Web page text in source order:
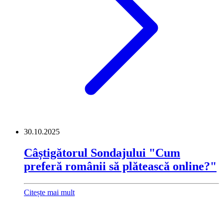
30.10.2025
Câștigătorul Sondajului "Cum
preferă românii să plătească online?"
Citește mai mult